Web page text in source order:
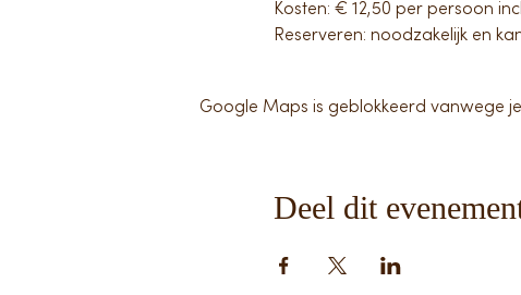
Kosten: € 12,50 per persoon
Reserveren: noodzakelijk en
Google Maps is geblokkeerd vanwege
Deel dit